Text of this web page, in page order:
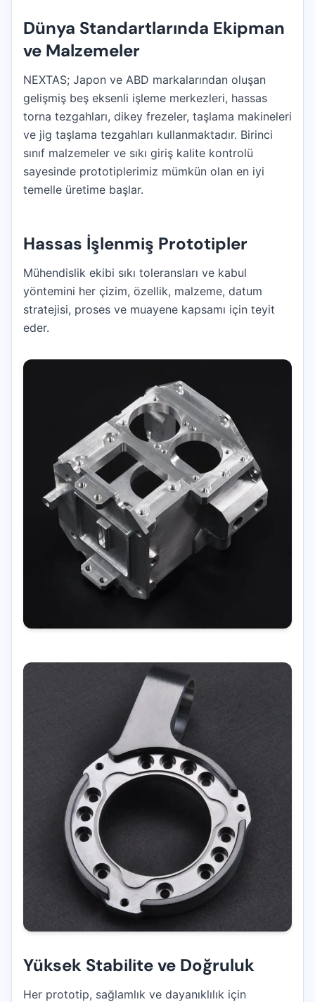
Dünya Standartlarında Ekipman
ve Malzemeler
NEXTAS; Japon ve ABD markalarından oluşan
gelişmiş beş eksenli işleme merkezleri, hassas
torna tezgahları, dikey frezeler, taşlama makineleri
ve jig taşlama tezgahları kullanmaktadır. Birinci
sınıf malzemeler ve sıkı giriş kalite kontrolü
sayesinde prototiplerimiz mümkün olan en iyi
temelle üretime başlar.
Hassas İşlenmiş Prototipler
Mühendislik ekibi sıkı toleransları ve kabul
yöntemini her çizim, özellik, malzeme, datum
stratejisi, proses ve muayene kapsamı için teyit
eder.
Yüksek Stabilite ve Doğruluk
Her prototip, sağlamlık ve dayanıklılık için